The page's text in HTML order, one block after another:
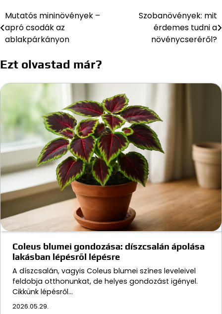
Bejegyzés
navigáció
Mutatós mininövények –
apró csodák az
ablakpárkányon
Szobanövények: mit
érdemes tudni a
növénycseréről?
Ezt olvastad már?
Coleus blumei gondozása: díszcsalán ápolása
lakásban lépésről lépésre
A díszcsalán, vagyis Coleus blumei színes leveleivel
feldobja otthonunkat, de helyes gondozást igényel.
Cikkünk lépésről…
2026.05.29.